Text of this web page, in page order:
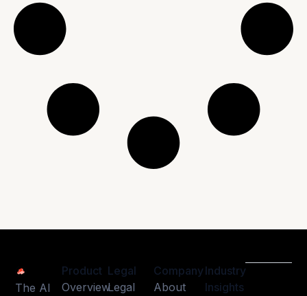
The AI
Product
Overview
Legal
Legal
Company
About
Industry
Insights